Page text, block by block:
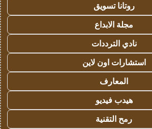
روتانا تسويق
مجلة الابداع
نادي الترددات
استشارات اون لاين
المعارف
هيدب فيديو
رمح التقنية